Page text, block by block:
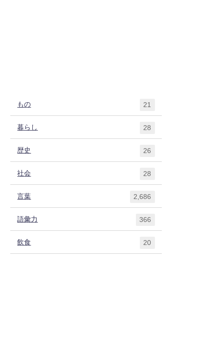
もの 21
暮らし 28
歴史 26
社会 28
言葉 2,686
語彙力 366
飲食 20